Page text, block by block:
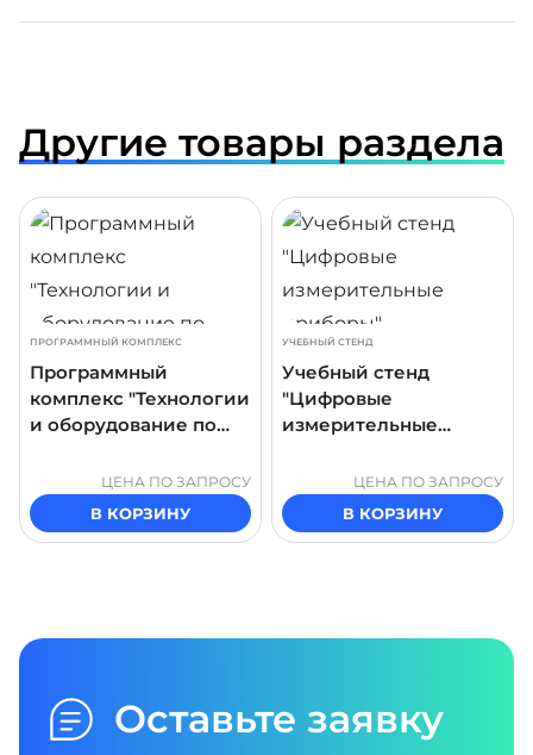
Другие товары раздела
ПРОГРАММНЫЙ КОМПЛЕКС
Программный
комплекс "Технологии
и оборудование по
трансформаторов"
ЦЕНА ПО ЗАПРОСУ
В КОРЗИНУ
УЧЕБНЫЙ СТЕНД
Учебный стенд
"Цифровые
измерительные
ЦЕНА ПО ЗАПРОСУ
В КОРЗИНУ
ПОДРОБНЕЕ
Оставьте заявку